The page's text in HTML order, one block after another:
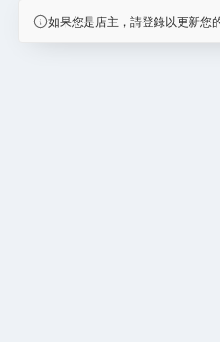
如果您是店主，請登錄以更新您